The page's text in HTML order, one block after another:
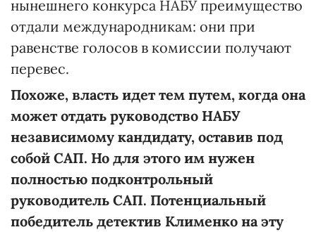
нынешнего конкурса НАБУ преимущество
отдали международникам: они при
равенстве голосов в комиссии получают
перевес.
Похоже, власть идет тем путем, когда она
может отдать руководство НАБУ
независимому кандидату, оставив под
собой САП. Но для этого им нужен
полностью подконтрольный
руководитель САП. Потенциальный
победитель детектив Клименко на эту